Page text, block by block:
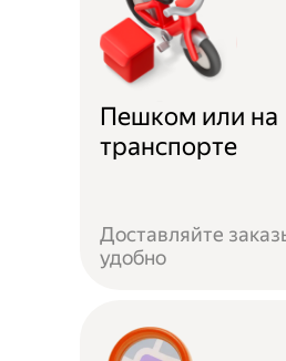
Пешком или на
транспорте
Доставляйте
удобно